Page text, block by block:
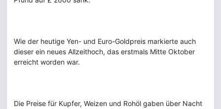
Wie der heutige Yen- und Euro-Goldpreis markierte auch
dieser ein neues Allzeithoch, das erstmals Mitte Oktober
erreicht worden war.
Die Preise für Kupfer, Weizen und Rohöl gaben über Nacht